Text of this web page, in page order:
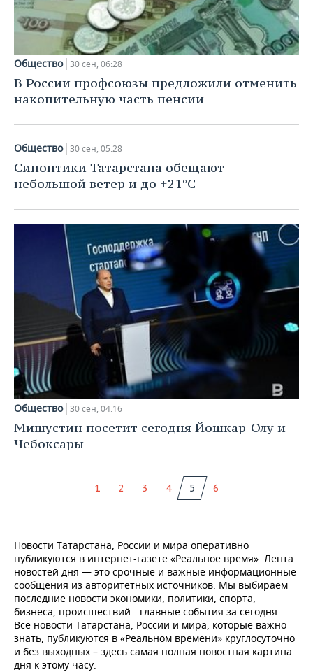
Общество 30 сен, 06:28
В России профсоюзы предложили отменить
накопительную часть пенсии
Общество 30 сен, 05:28
Синоптики Татарстана обещают
небольшой ветер и до +21°С
Общество 30 сен, 04:16
Мишустин посетит сегодня Йошкар-Олу и
Чебоксары
1 2 3 4 5 6
Новости Татарстана, России и мира оперативно
публикуются в интернет-газете «Реальное время». Лента
новостей дня — это срочные и важные информационные
сообщения из авторитетных источников. Мы выбираем
последние новости экономики, политики, спорта,
бизнеса, происшествий - главные события за сегодня.
Все новости Татарстана, России и мира, которые важно
знать, публикуются в «Реальном времени» круглосуточно
и без выходных – здесь самая полная новостная картина
дня к этому часу.